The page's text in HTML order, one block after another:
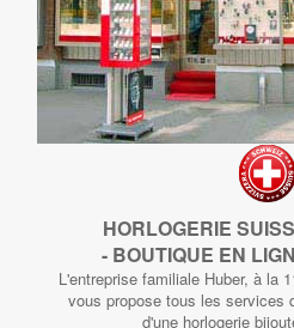
HORLOGERIE
- BOUTIQUE EN
L'entreprise familiale Huber, à la
vous propose tous les services
d'une horlogerie